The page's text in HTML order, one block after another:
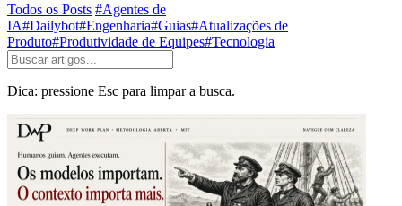
Todos os Posts #Agentes de
IA#Dailybot#Engenharia#Guias#Atualizações de
Produto#Produtividade de Equipes#Tecnologia
Dica: pressione Esc para limpar a busca.